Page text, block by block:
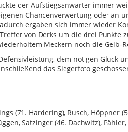
der Aufstiegsanwärter immer
Chancenverwertung oder an
ergaben sich immer wieder
von Derks um die drei Punkte
Meckern noch die Gelb-
dem nötigen Glück
das Siegerfoto
(71. Hardering), Rusch, Höppner
Satzinger (46. Dachwitz),